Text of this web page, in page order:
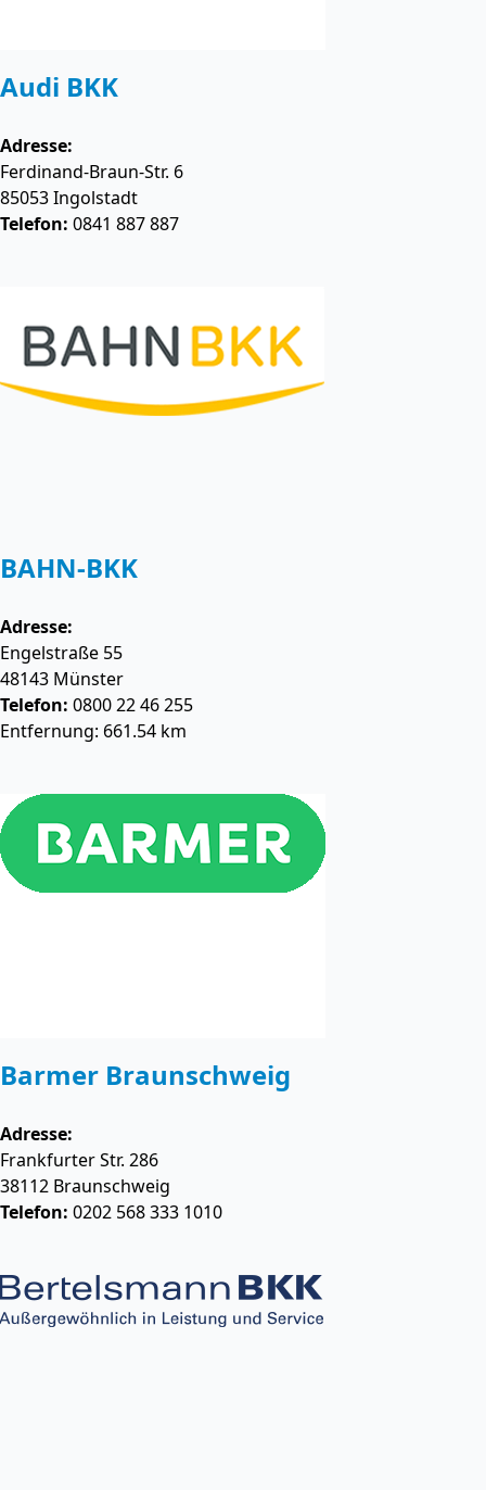
Audi BKK
Adresse:
Ferdinand-Braun-Str. 6
85053Ingolstadt
Telefon: 0841 887 887
BAHN-BKK
Adresse:
Engelstraße 55
48143 Münster
Telefon: 0800 22 46 255
Entfernung: 661.54 km
Barmer Braunschweig
Adresse:
Frankfurter Str. 286
38112 Braunschweig
Telefon: 0202 568 333 1010